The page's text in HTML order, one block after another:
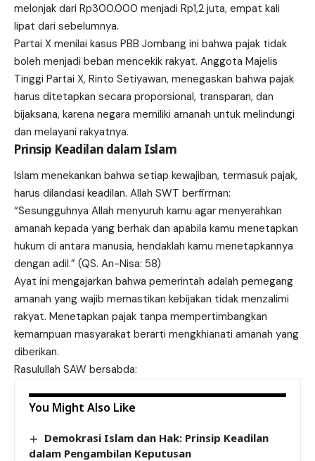
melonjak dari Rp300.000 menjadi Rp1,2 juta, empat kali
lipat dari sebelumnya.
Partai X menilai kasus PBB Jombang ini bahwa pajak tidak
boleh menjadi beban mencekik rakyat. Anggota Majelis
Tinggi Partai X, Rinto Setiyawan, menegaskan bahwa pajak
harus ditetapkan secara proporsional, transparan, dan
bijaksana, karena negara memiliki amanah untuk melindungi
dan melayani rakyatnya.
Prinsip Keadilan dalam Islam
Islam menekankan bahwa setiap kewajiban, termasuk pajak,
harus dilandasi keadilan. Allah SWT berfirman:
“Sesungguhnya Allah menyuruh kamu agar menyerahkan
amanah kepada yang berhak dan apabila kamu menetapkan
hukum di antara manusia, hendaklah kamu menetapkannya
dengan adil.” (QS. An-Nisa: 58)
Ayat ini mengajarkan bahwa pemerintah adalah pemegang
amanah yang wajib memastikan kebijakan tidak menzalimi
rakyat. Menetapkan pajak tanpa mempertimbangkan
kemampuan masyarakat berarti mengkhianati amanah yang
diberikan.
Rasulullah SAW bersabda:
You Might Also Like
Demokrasi Islam dan Hak: Prinsip Keadilan
dalam Pengambilan Keputusan